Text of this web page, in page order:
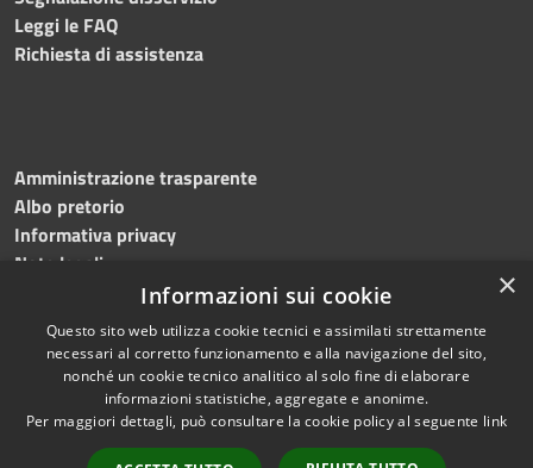
Leggi le FAQ
Richiesta di assistenza
Amministrazione trasparente
Albo pretorio
Informativa privacy
Note legali
Dichiarazione di accessibilità
Accessibilità
Copyright © 2026 • Comune di
Mottola • Powered by
×
Informazioni sui cookie
Questo sito web utilizza cookie tecnici e assimilati strettamente
necessari al corretto funzionamento e alla navigazione del sito,
nonché un cookie tecnico analitico al solo fine di elaborare
informazioni statistiche, aggregate e anonime.
Per maggiori dettagli, può consultare la cookie policy al seguente link